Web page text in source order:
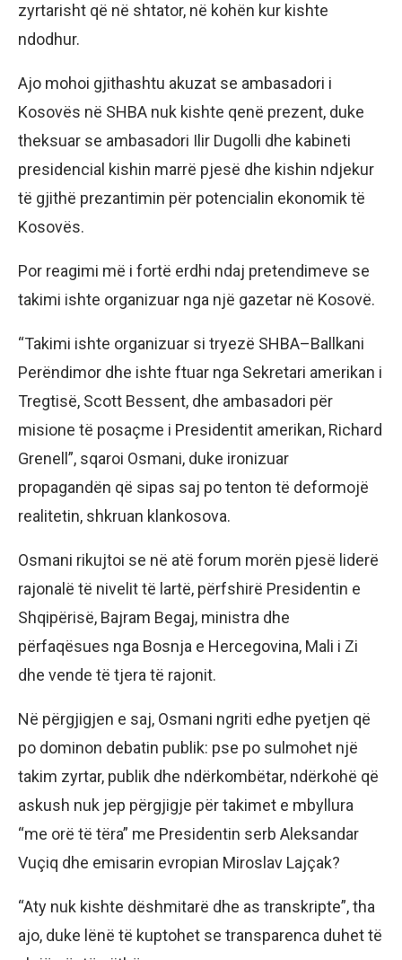
zyrtarisht që në shtator, në kohën kur kishte
ndodhur.
Ajo mohoi gjithashtu akuzat se ambasadori i
Kosovës në SHBA nuk kishte qenë prezent, duke
theksuar se ambasadori Ilir Dugolli dhe kabineti
presidencial kishin marrë pjesë dhe kishin ndjekur
të gjithë prezantimin për potencialin ekonomik të
Kosovës.
Por reagimi më i fortë erdhi ndaj pretendimeve se
takimi ishte organizuar nga një gazetar në Kosovë.
“Takimi ishte organizuar si tryezë SHBA–Ballkani
Perëndimor dhe ishte ftuar nga Sekretari amerikan i
Tregtisë, Scott Bessent, dhe ambasadori për
misione të posaçme i Presidentit amerikan, Richard
Grenell”, sqaroi Osmani, duke ironizuar
propagandën që sipas saj po tenton të deformojë
realitetin, shkruan klankosova.
Osmani rikujtoi se në atë forum morën pjesë liderë
rajonalë të nivelit të lartë, përfshirë Presidentin e
Shqipërisë, Bajram Begaj, ministra dhe
përfaqësues nga Bosnja e Hercegovina, Mali i Zi
dhe vende të tjera të rajonit.
Në përgjigjen e saj, Osmani ngriti edhe pyetjen që
po dominon debatin publik: pse po sulmohet një
takim zyrtar, publik dhe ndërkombëtar, ndërkohë që
askush nuk jep përgjigje për takimet e mbyllura
“me orë të tëra” me Presidentin serb Aleksandar
Vuçiq dhe emisarin evropian Miroslav Lajçak?
“Aty nuk kishte dëshmitarë dhe as transkripte”, tha
ajo, duke lënë të kuptohet se transparenca duhet të